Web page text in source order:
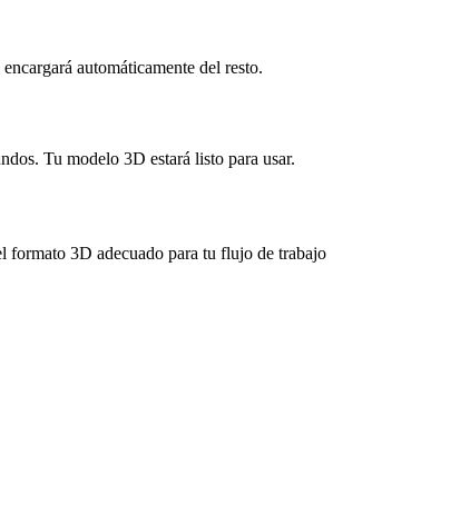
automáticamente del resto.
Tu modelo 3D estará listo para usar.
formato 3D adecuado para tu flujo de trabajo